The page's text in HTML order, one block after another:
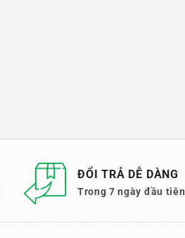
ĐỔI TRẢ DỄ DÀNG
Trong 7 ngày đầu tiên